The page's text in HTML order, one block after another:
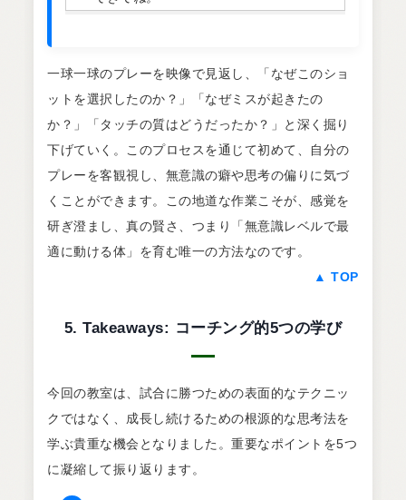
一球一球のプレーを映像で見返し、「なぜこのショ
ットを選択したのか？」「なぜミスが起きたの
か？」「タッチの質はどうだったか？」と深く掘り
下げていく。このプロセスを通じて初めて、自分の
プレーを客観視し、無意識の癖や思考の偏りに気づ
くことができます。この地道な作業こそが、感覚を
研ぎ澄まし、真の賢さ、つまり「無意識レベルで最
適に動ける体」を育む唯一の方法なのです。
▲ TOP
5. Takeaways: コーチング的5つの学び
今回の教室は、試合に勝つための表面的なテクニッ
クではなく、成長し続けるための根源的な思考法を
学ぶ貴重な機会となりました。重要なポイントを5つ
に凝縮して振り返ります。